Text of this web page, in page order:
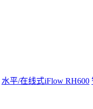
水平/在线式iFlow RH600